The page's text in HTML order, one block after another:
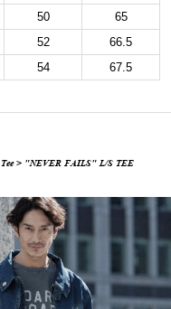
50
65
52
66.5
54 67.5
> "NEVER FAILS" L/S TEE